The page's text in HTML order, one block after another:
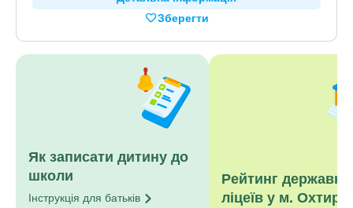
Зберегти
Як записати дитину до
школи
Інструкція для батьків
Рейтинг
ліцеїв у м.